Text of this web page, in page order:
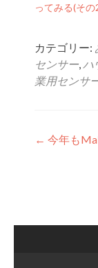
ってみる(その
カテゴリー:
センサー ハ
業用センサ
投稿
← 今年も